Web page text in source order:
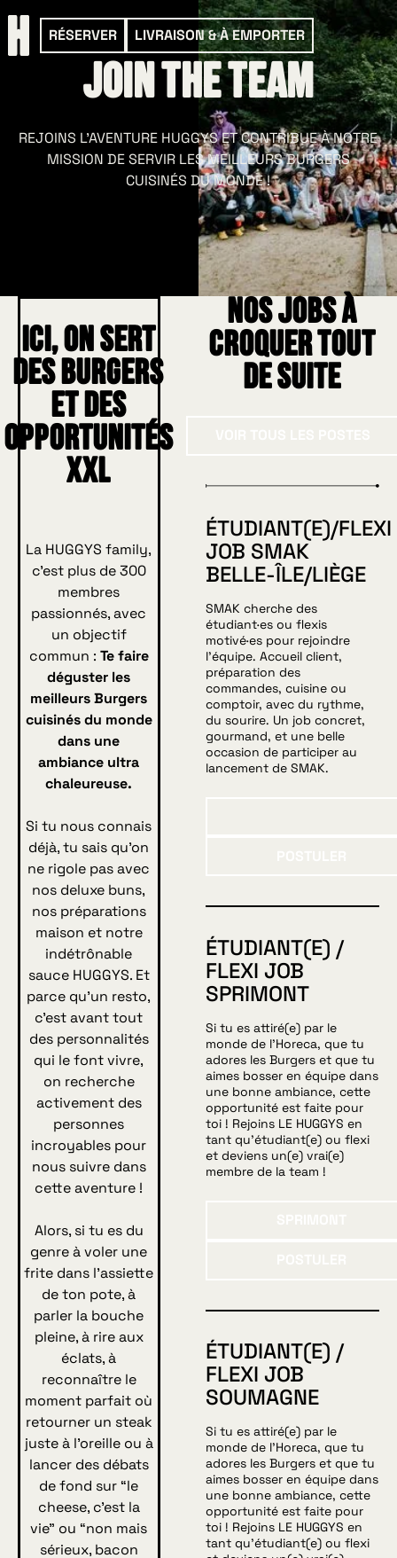
RÉSERVER LIVRAISON & À EMPORTER
Join the Team
REJOINS L’AVENTURE HUGGYS ET CONTRIBUE À NOTRE
MISSION DE SERVIR LES MEILLEURS BURGERS
CUISINÉS DU MONDE !
Ici, on sert
des burgers
et des
opportunités
XXL
La HUGGYS family,
c'est plus de 300
membres
passionnés, avec
un objectif
commun : Te faire
déguster les
meilleurs Burgers
cuisinés du monde
dans une
ambiance ultra
chaleureuse.
Si tu nous connais
déjà, tu sais qu’on
ne rigole pas avec
nos deluxe buns,
nos préparations
maison et notre
indétrônable
sauce HUGGYS. Et
parce qu’un resto,
c’est avant tout
des personnalités
qui le font vivre,
on recherche
activement des
personnes
incroyables pour
nous suivre dans
cette aventure !
Alors, si tu es du
genre à voler une
frite dans l’assiette
de ton pote, à
parler la bouche
pleine, à rire aux
éclats, à
reconnaître le
moment parfait où
retourner un steak
juste à l’oreille ou à
lancer des débats
de fond sur “le
cheese, c’est la
vie” ou “non mais
sérieux, bacon
Nos jobs à
croquer tout
de suite
ÉTUDIANT(E)/FLEXI
JOB SMAK
BELLE-ÎLE/LIÈGE
SMAK cherche des
étudiant·es ou flexis
motivé·es pour rejoindre
l’équipe. Accueil client,
préparation des
commandes, cuisine ou
comptoir, avec du rythme,
du sourire. Un job concret,
gourmand, et une belle
occasion de participer au
lancement de SMAK.
ÉTUDIANT(E) /
FLEXI JOB
SPRIMONT
Si tu es attiré(e) par le
monde de l’Horeca, que tu
adores les Burgers et que tu
aimes bosser en équipe dans
une bonne ambiance, cette
opportunité est faite pour
toi ! Rejoins LE HUGGYS en
tant qu’étudiant(e) ou flexi
et deviens un(e) vrai(e)
membre de la team !
ÉTUDIANT(E) /
FLEXI JOB
SOUMAGNE
Si tu es attiré(e) par le
monde de l’Horeca, que tu
adores les Burgers et que tu
aimes bosser en équipe dans
une bonne ambiance, cette
opportunité est faite pour
toi ! Rejoins LE HUGGYS en
tant qu’étudiant(e) ou flexi